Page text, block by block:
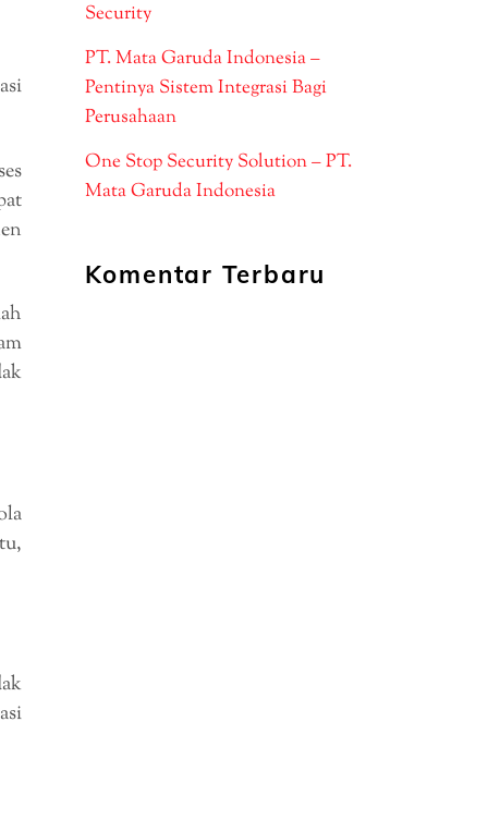
Security
PT. Mata Garuda Indonesia –
Pentinya Sistem Integrasi Bagi
Perusahaan
One Stop Security Solution – PT.
Mata Garuda Indonesia
Komentar Terbaru